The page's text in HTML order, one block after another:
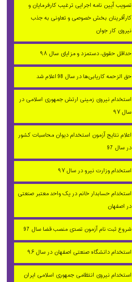
تصویب آیین‌ نامه اجرایی ترغیب کارفرمایان و
کارآفرینان بخش خصوصی و تعاونی به جذب
نیروی کار جوان
حداقل حقوق، دستمزد و مزایای سال ۹۸
حق الزحمه کاریابی‌ها در سال 98 اعلام شد
استخدام نیروی زمینی ارتش جمهوری اسلامی در
سال ۹۷
اعلام نتایج آزمون استخدام دیوان محاسبات کشور
در سال 97
استخدام وزارت نیرو در سال ۹۷
استخدام حسابدار خانم در یک واحد معتبر صنعتی
در اصفهان
شروع ثبت نام آزمون تصدی منصب قضا سال 97
استخدام دانشگاه صنعتی اصفهان در سال ۹۶
استخدام نیروی انتظامی جمهوری اسلامی ایران